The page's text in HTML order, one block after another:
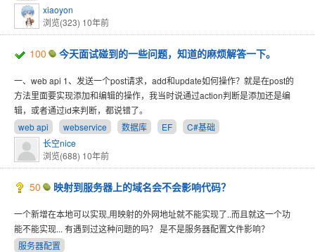
xiaoyon
浏览(323) 10年前
100 今天面试碰到的一些问题，知道的麻烦解答一下。
一、web api 1、发送一个post请求，add和update如何操作？就是在post的
方法里面要实现添加和编辑的操作，我当时说通过action判断是添加还是编
辑，或者通过id来判断，都说错了。
web api
webservice 数据库 EF
C#基础
长空nice
浏览(688) 10年前
50 映射到服务器上的域名会不会影响代码？
一个新增在本地可以实现,用映射的外网地址就不能实现了..而且就这一个功
能不能实现... 有遇到过这种问题的吗？ 是不是服务器配置文件影响？
服务器配置